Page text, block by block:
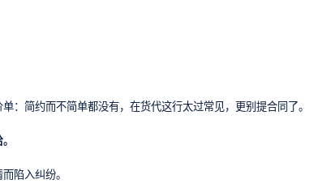
：简约而不简单都没有，在货代这行太过常见，更别提合同了。
陷入纠纷。